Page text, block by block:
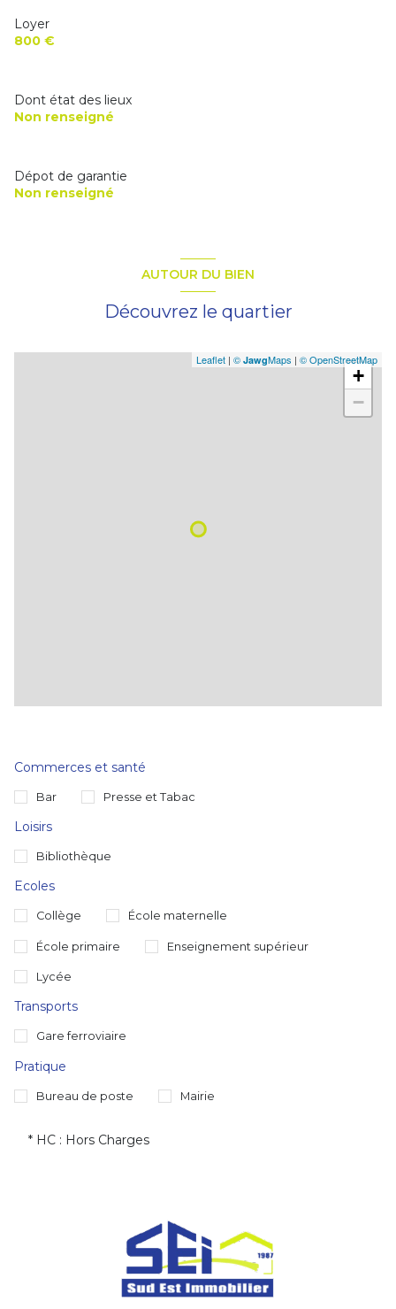
Loyer
800 €
Dont état des lieux
Non renseigné
Dépot de garantie
Non renseigné
AUTOUR DU BIEN
Découvrez le quartier
+
−
Leaflet | © JawgMaps | © OpenStreetMap
Commerces et santé
Bar Presse et Tabac
Loisirs
Bibliothèque
Ecoles
Collège École maternelle
École primaire Enseignement supérieur
Lycée
Transports
Gare ferroviaire
Pratique
Bureau de poste Mairie
* HC : Hors Charges